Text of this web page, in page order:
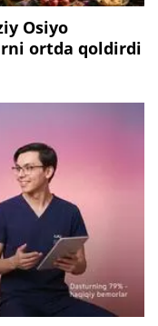
Osiyo
ortda qoldirdi